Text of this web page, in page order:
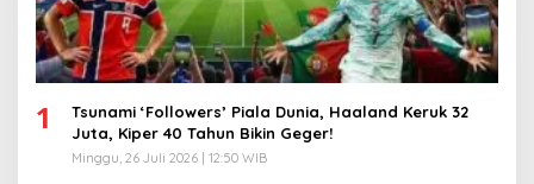
1
Tsunami ‘Followers’ Piala Dunia, Haaland Keruk 32
Juta, Kiper 40 Tahun Bikin Geger!
Minggu, 26 Juli 2026 | 12:50 WIB